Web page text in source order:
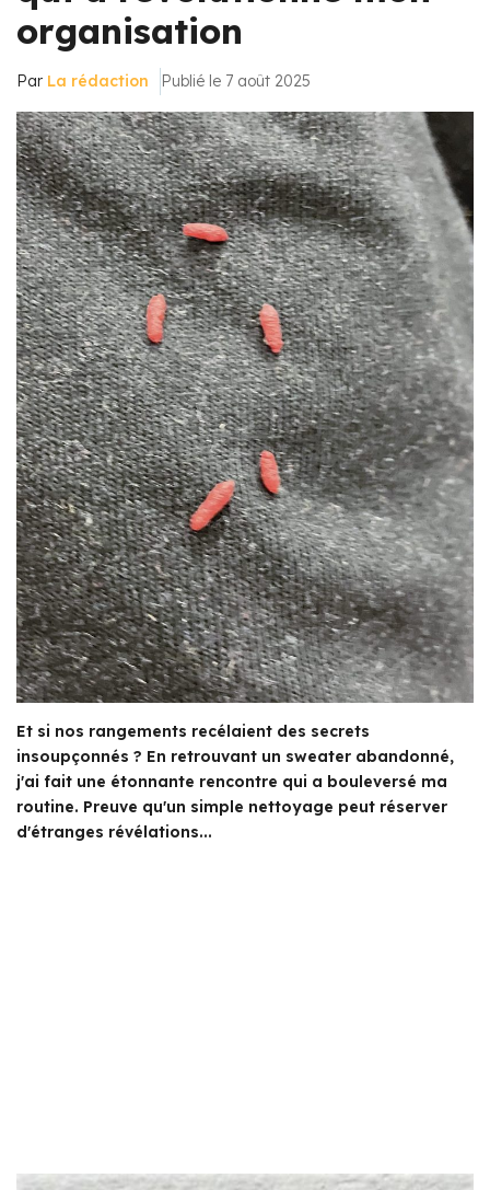
organisation
Par La rédaction Publié le 7 août 2025
Et si nos rangements recélaient des secrets
insoupçonnés ? En retrouvant un sweater abandonné,
j'ai fait une étonnante rencontre qui a bouleversé ma
routine. Preuve qu'un simple nettoyage peut réserver
d'étranges révélations...